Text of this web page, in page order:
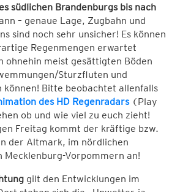
südlichen Brandenburgs bis nach
– genaue Lage, Zugbahn und
sind noch sehr unsicher! Es können
Regenmengen erwartet
ohnehin meist gesättigten Böden
Sturzfluten und
können! Bitte beobachtet allenfalls
des HD Regenradars(Play
ob und wie viel zu euch zieht!
Freitag kommt der kräftige bzw.
der Altmark, im nördlichen
Mecklenburg-Vorpommern an!
gilt den Entwicklungen im